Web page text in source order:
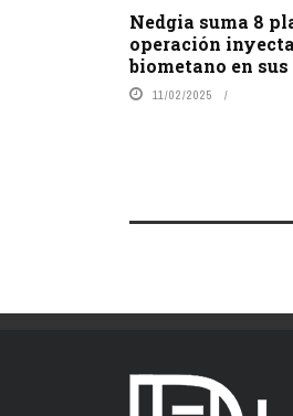
Nedgia suma 8
operación
biometano en sus
11/02/2025